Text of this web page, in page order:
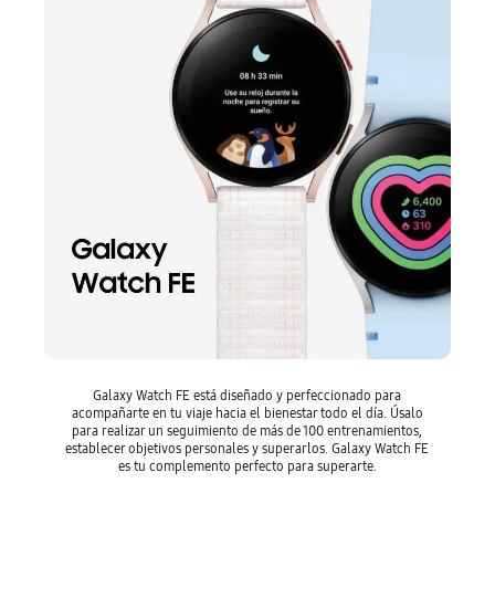
Galaxy Watch FE está diseñado y perfeccionado para
acompañarte en tu viaje hacia el bienestar todo el día. Úsalo
para realizar un seguimiento de más de 100 entrenamientos,
establecer objetivos personales y superarlos. Galaxy Watch FE
es tu complemento perfecto para superarte.